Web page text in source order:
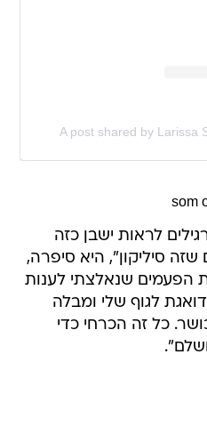
A post shared by Larissa
לראות ישבן כזה
סיליקון", היא סיפרה,
הפעמים שנאלצתי לענות
לגוף שלי ומבלה
כל זה הכרחי כדי